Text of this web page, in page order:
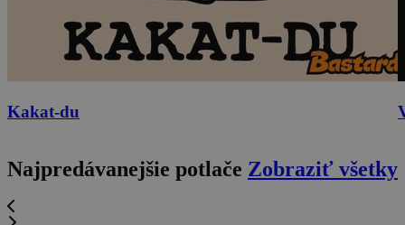
Kakat-du
Najpredávanejšie potlače Zobraziť všetky